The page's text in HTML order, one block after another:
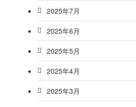
2025年7月
2025年6月
2025年5月
2025年4月
2025年3月